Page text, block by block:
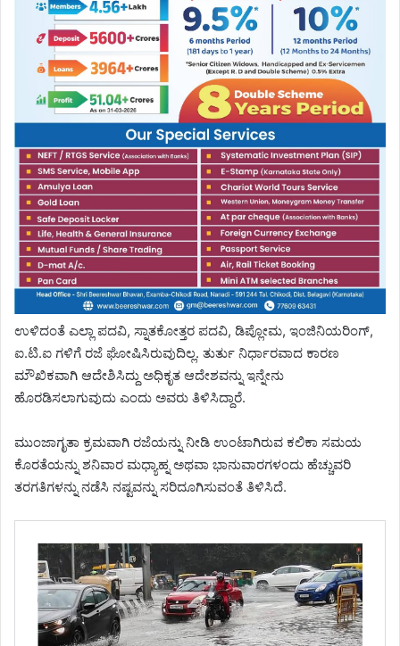
ಉಳಿದಂತೆ ಎಲ್ಲಾ ಪದವಿ, ಸ್ನಾತಕೋತ್ತರ ಪದವಿ, ಡಿಪ್ಲೋಮ, ಇಂಜಿನಿಯರಿಂಗ್‌,
ಐ.ಟಿ.ಐ ಗಳಿಗೆ ರಜೆ ಘೋಷಿಸಿರುವುದಿಲ್ಲ. ತುರ್ತು ನಿರ್ಧಾರವಾದ ಕಾರಣ
ಮೌಖಿಕವಾಗಿ ಆದೇಶಿಸಿದ್ದು ಅಧಿಕೃತ ಆದೇಶವನ್ನು ಇನ್ನೇನು
ಹೊರಡಿಸಲಾಗುವುದು ಎಂದು ಅವರು ತಿಳಿಸಿದ್ದಾರೆ.
ಮುಂಜಾಗೃತಾ ಕ್ರಮವಾಗಿ ರಜೆಯನ್ನು ನೀಡಿ ಉಂಟಾಗಿರುವ ಕಲಿಕಾ ಸಮಯ
ಕೊರತೆಯನ್ನು ಶನಿವಾರ ಮಧ್ಯಾಹ್ನ ಅಥವಾ ಭಾನುವಾರಗಳಂದು ಹೆಚ್ಚುವರಿ
ತರಗತಿಗಳನ್ನು ನಡೆಸಿ ನಷ್ಟವನ್ನು ಸರಿದೂಗಿಸುವಂತೆ ತಿಳಿಸಿದೆ.